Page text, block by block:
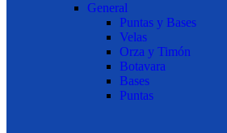
General
Puntas y Bases
Velas
Orza y Timón
Botavara
Bases
Puntas